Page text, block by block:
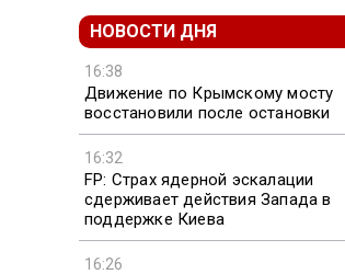
НОВОСТИ ДНЯ
16:38
Движение по Крымскому мосту
восстановили после остановки
16:32
FP: Страх ядерной эскалации
сдерживает действия Запада в
поддержке Киева
16:26